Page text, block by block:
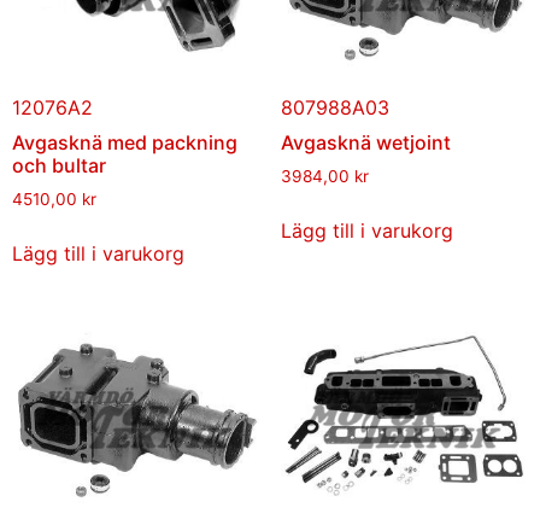
12076A2
Avgasknä med packning
och bultar
4510,00 kr
Lägg till i varukorg
807988A03
Avgasknä wetjoint
3984,00 kr
Lägg till i varukorg